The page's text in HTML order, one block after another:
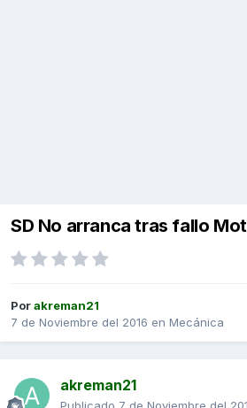
SD No arranca tras fallo
Porakreman21
7 de Noviembre del 2016 en Mecánica
akreman21